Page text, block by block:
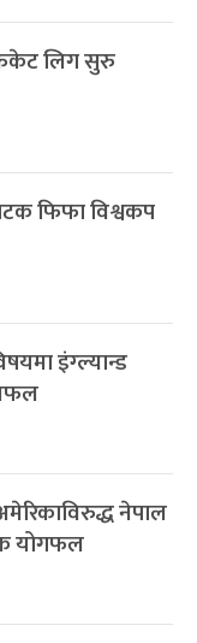
लिग सुरु
फिफा विश्वकप
इंग्ल्यान्ड
नेपाल
योगफल